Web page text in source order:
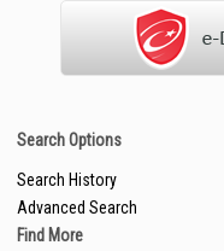
Search Options
Search History
Advanced Search
Find More